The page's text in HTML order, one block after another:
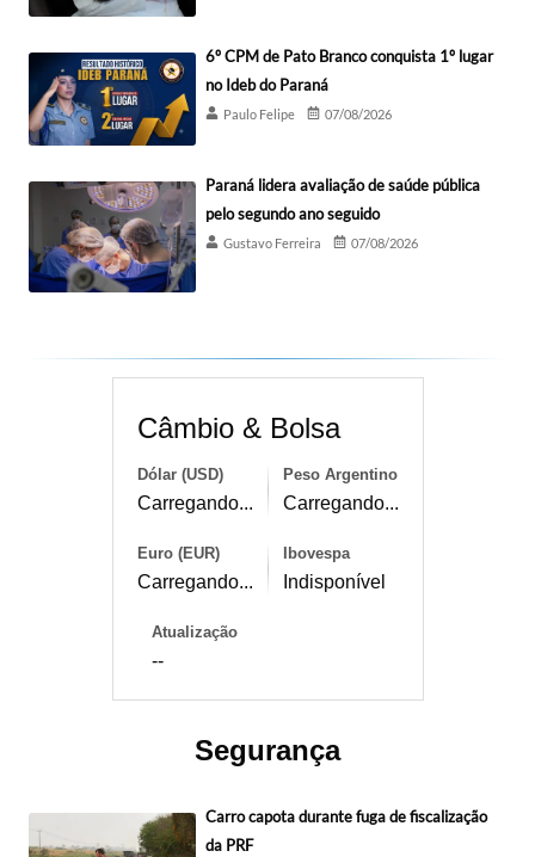
6º CPM de Pato Branco conquista 1º lugar
no Ideb do Paraná
Paulo Felipe 07/08/2026
Paraná lidera avaliação de saúde pública
pelo segundo ano seguido
Gustavo Ferreira 07/08/2026
Câmbio & Bolsa
Dólar (USD)
Carregando...
Peso Argentino
Carregando...
Euro (EUR)
Carregando...
Ibovespa
Indisponível
Atualização
--
Segurança
Carro capota durante fuga de fiscalização
da PRF